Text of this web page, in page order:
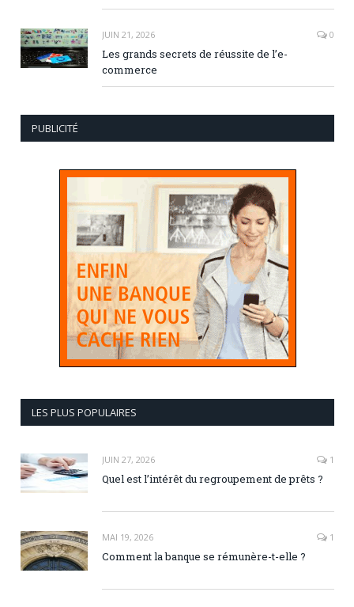
JUIN 21, 2026 0
Les grands secrets de réussite de l’e-
commerce
PUBLICITÉ
LES PLUS POPULAIRES
JUIN 27, 2026 1
Quel est l’intérêt du regroupement de prêts ?
MAI 19, 2026 1
Comment la banque se rémunère-t-elle ?